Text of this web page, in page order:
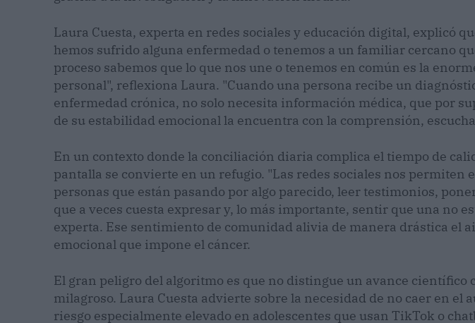
Laura Cuesta, experta en redes sociales y educación digital, explicó
hemos sufrido alguna enfermedad o tenemos a un familiar cercano
proceso sabemos que lo que nos une o tenemos en común es la
personal", reflexiona Laura. "Cuando una persona recibe un
enfermedad crónica, no solo necesita información médica, que por
de su estabilidad emocional la encuentra con la comprensión,
En un contexto donde la conciliación diaria complica el tiempo de
pantalla se convierte en un refugio. "Las redes sociales nos permiten
personas que están pasando por algo parecido, leer testimonios,
que a veces cuesta expresar y, lo más importante, sentir que una no
experta. Ese sentimiento de comunidad alivia de manera drástica el
emocional que impone el cáncer.
El gran peligro del algoritmo es que no distingue un avance científico
milagroso. Laura Cuesta advierte sobre la necesidad de no caer en el
riesgo especialmente elevado en adolescentes que usan TikTok o